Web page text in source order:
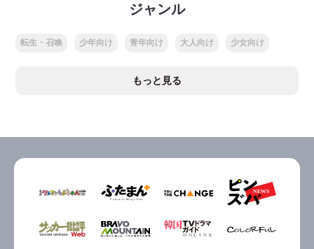
ジャンル
転生・召喚 少年向け 青年向け 大人向け 少女向け
もっと見る